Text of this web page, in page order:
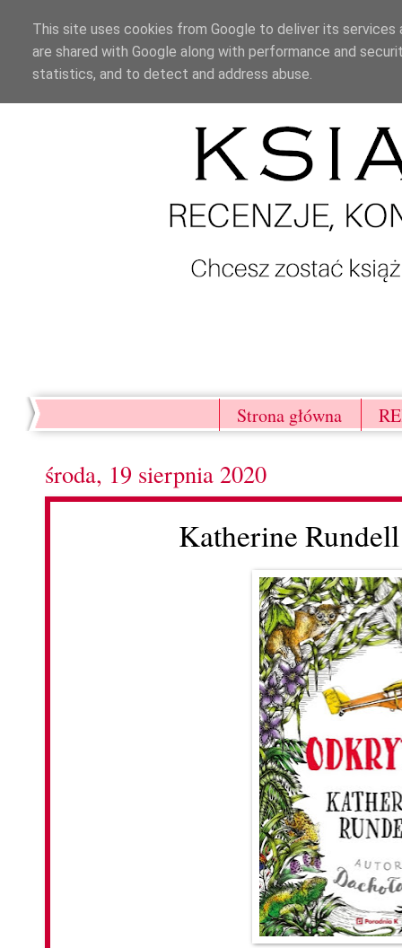
Strona główna
środa, 19 sierpnia 2020
Katherine
This site uses cookies from Google to deliver its
are shared with Google along with performance and
statistics, and to detect and address abuse.